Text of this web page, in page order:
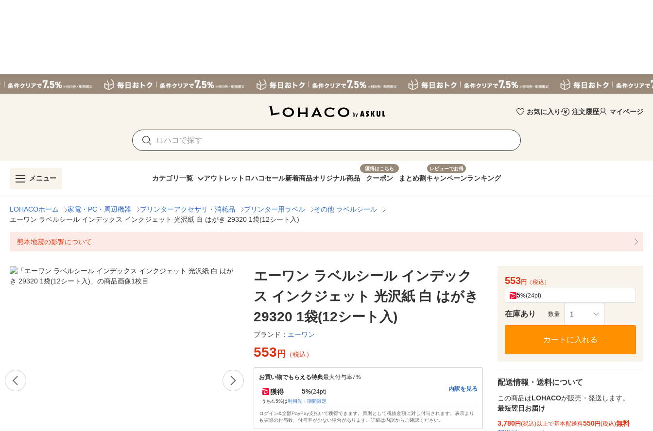
お気に入り 注文履歴 マイページ
メニュー カテゴリ一覧 アウトレット ロハコセール新着商品オリジナル商品
獲得はこちら
クーポン まとめ割
レビューでお得
キャンペーンランキング
LOHACOホーム 家電・PC・周辺機器 プリンターアクセサリ・消耗品 プリンター用ラベル
その他 ラベルシール
エーワン ラベルシール インデックス インクジェット 光沢紙 白 はがき 29320 1袋(12シート入)
熊本地震の影響について
エーワン ラベルシール インデック
ス インクジェット 光沢紙 白 はがき
29320 1袋(12シート入)
ブランド： エーワン
553 円 （税込）
お買い物でもらえる特典最大付与率7%
獲得 5%(24pt)
うち4.5%は利用先・期間限定
内訳を見る
ログイン&全額PayPay支払いで獲得できます。原則として税抜金額に対し付与されます。表示より
も実際の付与数、付与率が少ない場合があります。詳細は内訳からご確認ください。
553円 （税込）
5%(24pt)
在庫あり 数量 1
カートに入れる
配送情報・送料について
この商品はLOHACOが販売・発送します。
最短翌日お届け
3,780円(税込)以上で基本配送料550円(税込)無料